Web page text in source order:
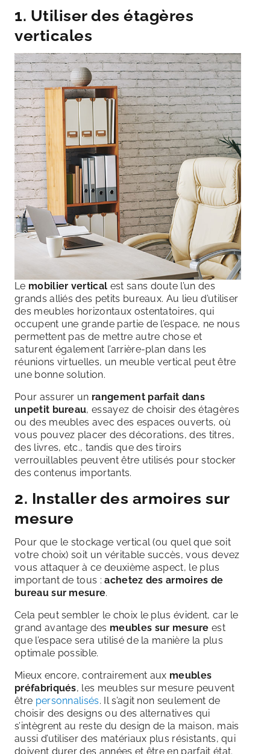
1. Utiliser des étagères
verticales
Le mobilier vertical est sans doute l’un des
grands alliés des petits bureaux. Au lieu d’utiliser
des meubles horizontaux ostentatoires, qui
occupent une grande partie de l’espace, ne nous
permettent pas de mettre autre chose et
saturent également l’arrière-plan dans les
réunions virtuelles, un meuble vertical peut être
une bonne solution.
Pour assurer un rangement parfait dans
unpetit bureau, essayez de choisir des étagères
ou des meubles avec des espaces ouverts, où
vous pouvez placer des décorations, des titres,
des livres, etc., tandis que des tiroirs
verrouillables peuvent être utilisés pour stocker
des contenus importants.
2. Installer des armoires sur
mesure
Pour que le stockage vertical (ou quel que soit
votre choix) soit un véritable succès, vous devez
vous attaquer à ce deuxième aspect, le plus
important de tous :achetez des armoires de
bureau sur mesure.
Cela peut sembler le choix le plus évident, car le
grand avantage des meubles sur mesureest
que l’espace sera utilisé de la manière la plus
optimale possible.
Mieux encore, contrairement aux meubles
préfabriqués, les meubles sur mesure peuvent
être personnalisés. Il s’agit non seulement de
choisir des designs ou des alternatives qui
s’intègrent au reste du design de la maison, mais
aussi d’utiliser des matériaux plus résistants, qui
doivent durer des années et être en parfait état.